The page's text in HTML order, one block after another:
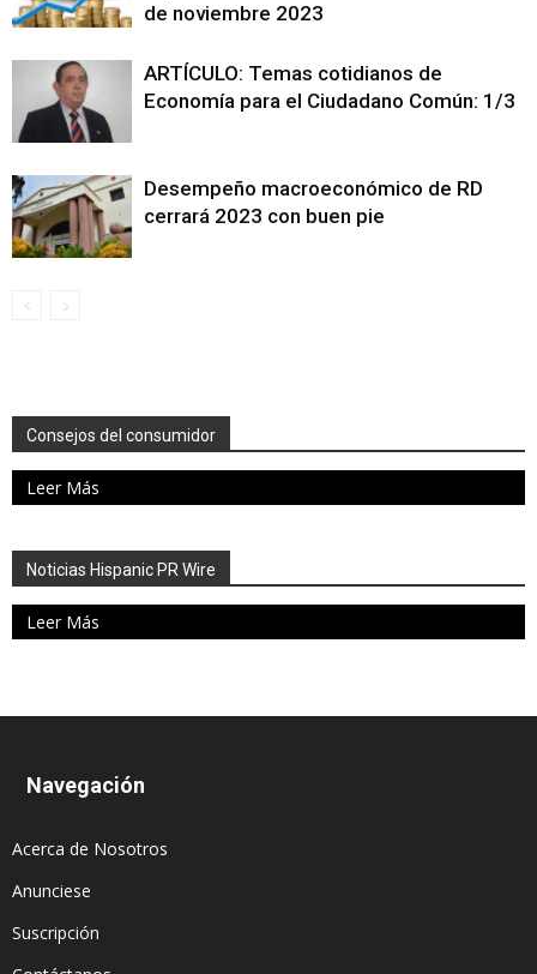
de noviembre 2023
ARTÍCULO: Temas cotidianos de
Economía para el Ciudadano Común: 1/3
Desempeño macroeconómico de RD
cerrará 2023 con buen pie
Consejos del consumidor
Leer Más
Noticias Hispanic PR Wire
Leer Más
Navegación
Acerca de Nosotros
Anunciese
Suscripción